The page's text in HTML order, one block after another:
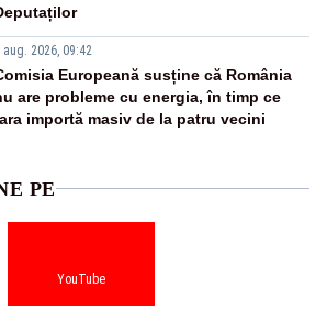
aug. 2026, 09:42
Europeană susține că România
are probleme cu energia, în timp ce
importă masiv de la patru vecini
PE
YouTube